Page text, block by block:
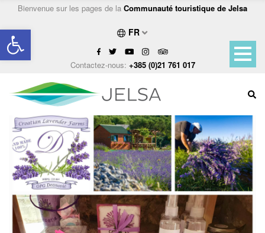
Ouvrir la barre d’outils
Bienvenue sur les pages de la Communauté touristique de Jelsa
FR
Contactez-nous: +385 (0)21 761 017